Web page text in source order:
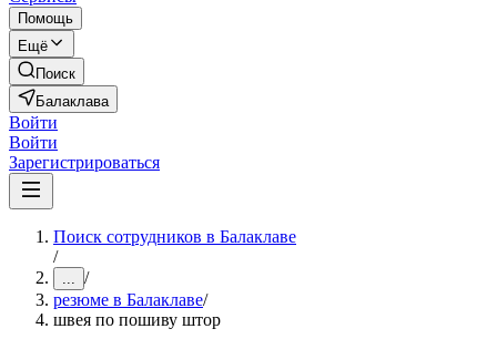
Помощь
Ещё
Поиск
Балаклава
Войти
Войти
Зарегистрироваться
Поиск сотрудников в Балаклаве
/
... /
резюме в Балаклаве/
швея по пошиву штор